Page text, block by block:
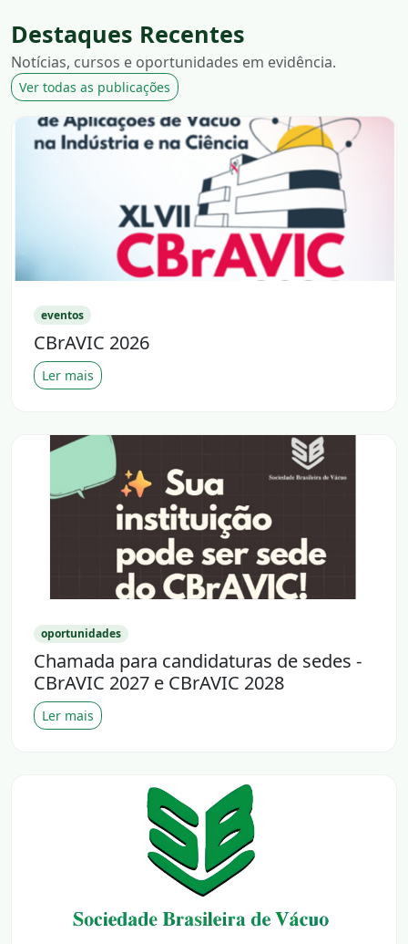
Destaques Recentes
Notícias, cursos e oportunidades em evidência.
Ver todas as publicações
eventos
CBrAVIC 2026
Ler mais
oportunidades
Chamada para candidaturas de sedes -
CBrAVIC 2027 e CBrAVIC 2028
Ler mais